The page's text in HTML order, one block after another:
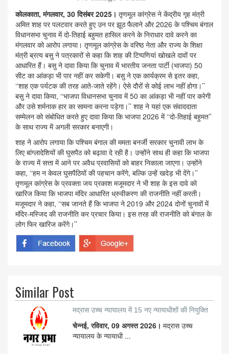
कोलकाता, मंगलवार, 30 दिसंबर 2025। तृणमूल कांग्रेस ने केंद्रीय गृह मंत्री
अमित शाह पर पलटवार करते हुए उन पर झूठ फैलाने और 2026 के पश्चिम बंगाल
विधानसभा चुनाव में दो-तिहाई बहुमत हासिल करने के निराधार दावे करने का
मंगलवार को आरोप लगाया। तृणमूल कांग्रेस के वरिष्ठ नेता और राज्य के शिक्षा
मंत्री ब्रत्य बसु ने पत्रकारों से कहा कि शाह की टिप्पणियां खोखले दावों पर
आधारित हैं। बसु ने दावा किया कि चुनाव में भारतीय जनता पार्टी (भाजपा) 50
सीट का आंकड़ा भी पार नहीं कर सकेगी। बसु ने एक कार्यक्रम से इतर कहा,
‘‘शाह एक पर्यटक की तरह आते-जाते रहेंगे। ऐसे दौरों से कोई लाभ नहीं होगा।’’
बसु ने दावा किया, ‘‘भाजपा विधानसभा चुनाव में 50 का आंकड़ा भी नहीं पार करेगी
और उसे शर्मनाक हार का सामना करना पड़ेगा।’’ शाह ने यहां एक संवाददाता
सम्मेलन को संबोधित करते हुए दावा किया कि भाजपा 2026 में ‘‘दो-तिहाई बहुमत’’
के साथ राज्य में अगली सरकार बनाएगी।
शाह ने आरोप लगाया कि पश्चिम बंगाल की ममता बनर्जी सरकार चुनावी लाभ के
लिए बांग्लादेशियों की घुसपैठ को बढ़ावा दे रही है। उन्होंने साथ ही कहा कि भाजपा
के राज्य में सत्ता में आने पर अवैध प्रवासियों को बाहर निकाला जाएगा। उन्होंने
कहा, ‘‘हम न केवल घुसपैठियों की पहचान करेंगे, बल्कि उन्हें खदेड़ भी देंगे।’’
तृणमूल कांग्रेस के प्रवक्ता जय प्रकाश मजूमदार ने भी शाह के इस दावे को
खारिज किया कि भाजपा मंदिर आधारित ध्रुवीकरण की राजनीति नहीं करती।
मजूमदार ने कहा, ‘‘सब जानते हैं कि भाजपा ने 2019 और 2024 दोनों चुनावों में
मंदिर-मस्जिद की राजनीति कर प्रचार किया। इस तरह की राजनीति को बंगाल के
लोग फिर खारिज करेंगे।’’
Similar Post
मद्रास उच्च न्यायालय में 15 नए न्यायाधीशों की नियुक्ति
चेन्नई, रविवार, 09 अगस्त 2026। मद्रास उच्च
न्यायालय के न्यायाधी ...